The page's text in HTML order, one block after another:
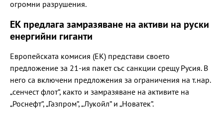
огромни разрушения.
ЕК предлага замразяване на активи на руски
енергийни гиганти
Европейската комисия (ЕК) представи своето
предложение за 21-ия пакет със санкции срещу Русия. В
него са включени предложения за ограничения на т.нар.
„сенчест флот“, както и замразяване на активите на
„Роснефт“, „Газпром“, „Лукойл“ и „Новатек“.